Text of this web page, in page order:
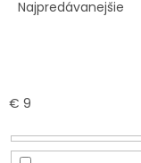
e
r
d
Najpredávanejšie
€ 9